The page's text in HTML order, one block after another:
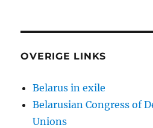
OVERIGE LINKS
Belarus in exile
Belarusian Congress of
Unions